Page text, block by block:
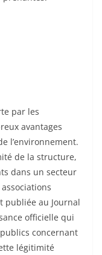
par les
avantages
l’environnement.
de la structure,
dans un secteur
publiée au Journal
officielle qui
concernant
légitimité